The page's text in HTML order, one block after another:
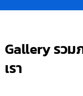
Gallery รว
เรา